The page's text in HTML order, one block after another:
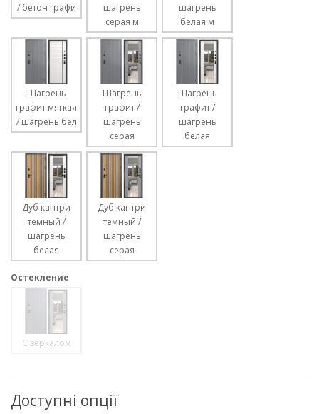
/ бетон графи
шагрень
серая м
шагрень
белая м
Шагрень
графит мягкая
/ шагрень бел
Шагрень
графит /
шагрень
серая
Шагрень
графит /
шагрень
белая
Дуб кантри
темный /
шагрень
белая
Дуб кантри
темный /
шагрень
серая
Остекление
С зеркалом
Доступні опції